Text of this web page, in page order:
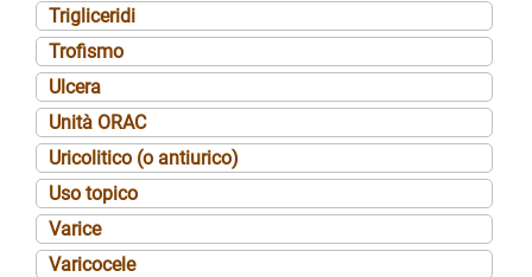
Trigliceridi
Trofismo
Ulcera
Unità ORAC
Uricolitico (o antiurico)
Uso topico
Varice
Varicocele